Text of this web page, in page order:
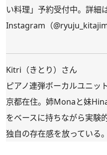
い料理」予約受付中。詳細
Instagram（
Kitri（きとり）さん
ピアノ連弾ボーカルユニッ
京都在住。姉Monaと妹
をベースに持ちながら実験
独自の存在感を放っている